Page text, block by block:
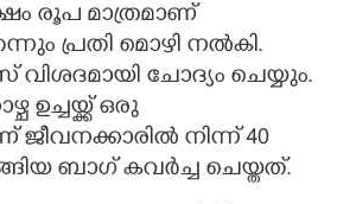
രൂപ മാത്രമാണ്
പ്രതി മൊഴി നൽകി.
ചോദ്യം ചെയ്യും.
ഉച്ചയ്ക്ക് ഒരു
നിന്ന് 40
ബാഗ് കവർച്ച ചെയ്തത്.